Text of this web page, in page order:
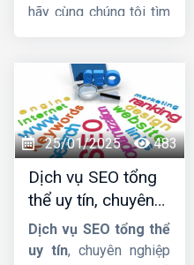
hãy cùng chúng tôi tìm
nhật mới nhất.
25/01/2025 483
Dịch vụ SEO tổng
thể uy tín, chuyên
nghiệp và hiệu quả
Dịch vụ SEO tổng thể
uy tín, chuyên nghiệp